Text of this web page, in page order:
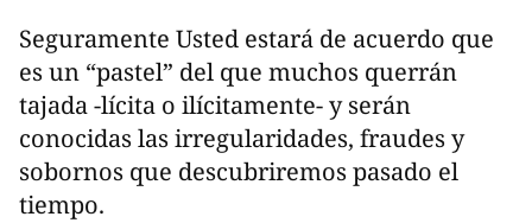
Seguramente Usted estará de acuerdo que
es un “pastel” del que muchos querrán
tajada -lícita o ilícitamente- y serán
conocidas las irregularidades, fraudes y
sobornos que descubriremos pasado el
tiempo.